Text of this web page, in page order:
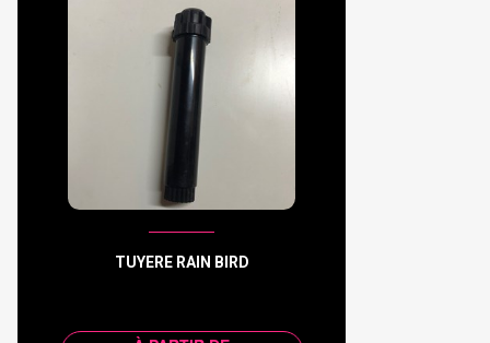
TUYERE RAIN BIRD